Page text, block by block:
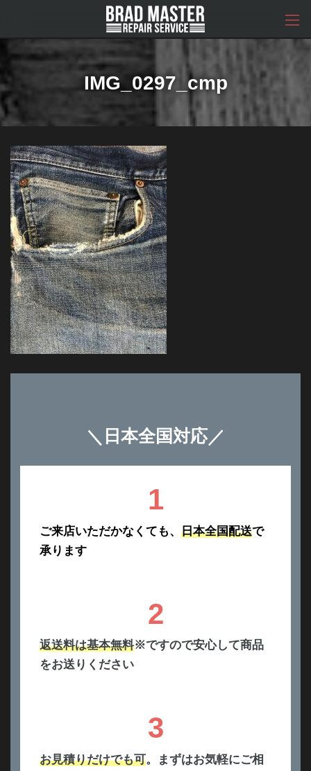
ン
キ
ッ
プ
ー
に
移
動
IMG_0297_cmp
＼ 日本全国対応／
1
ご来店いただかなくても、 日本全国配送で
承ります
2
返送料は基本無料※ですので安心して商品
をお送りください
3
お見積りだけでも可。まずはお気軽にご相